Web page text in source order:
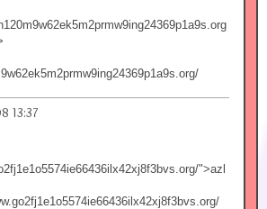
13:37
">azl